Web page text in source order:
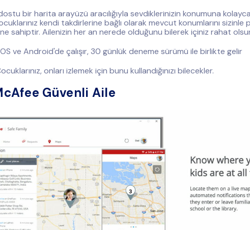
dostu bir harita arayüzü aracılığıyla sevdiklerinizin konumuna
kendi takdirlerine bağlı olarak mevcut konumlarını sizinle
sahiptir. Ailenizin her an nerede olduğunu bilerek içiniz rahat
ve Android'de çalışır, 30 günlük deneme sürümü ile birlikte gelir
onları izlemek için bunu kullandığınızı bilecekler.
Güvenli Aile